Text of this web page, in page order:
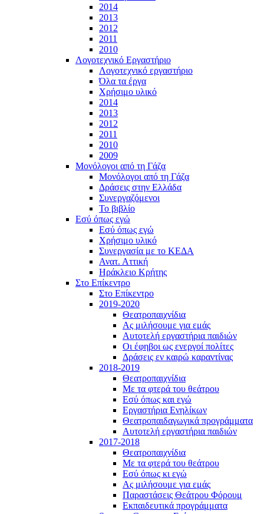
2014
2013
2012
2011
2010
Λογοτεχνικό Εργαστήριο
Λογοτεχνικό εργαστήριο
Όλα τα έργα
Χρήσιμο υλικό
2014
2013
2012
2011
2010
2009
Μονόλογοι από τη Γάζα
Μονόλογοι από τη Γάζα
Δράσεις στην Ελλάδα
Συνεργαζόμενοι
To βιβλίο
Εσύ όπως εγώ
Εσύ όπως εγώ
Χρήσιμο υλικό
Συνεργασία με το ΚΕΔΑ
Ανατ. Αττική
Ηράκλειο Κρήτης
Στο Επίκεντρο
Στο Επίκεντρο
2019-2020
Θεατροπαιχνίδια
Ας μιλήσουμε για εμάς
Αυτοτελή εργαστήρια παιδιών
Οι έφηβοι ως ενεργοί πολίτες
Δράσεις εν καιρώ καραντίνας
2018-2019
Θεατροπαιχνίδια
Με τα φτερά του θεάτρου
Εσύ όπως και εγώ
Εργαστήρια Ενηλίκων
Θεατροπαιδαγωγικά προγράμματα
Αυτοτελή εργαστήρια παιδιών
2017-2018
Θεατροπαιχνίδια
Με τα φτερά του θεάτρου
Εσύ όπως κι εγώ
Ας μιλήσουμε για εμάς
Παραστάσεις Θεάτρου Φόρουμ
Εκπαιδευτικά προγράμματα